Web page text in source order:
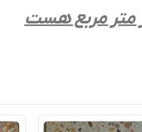
متر مربع هست